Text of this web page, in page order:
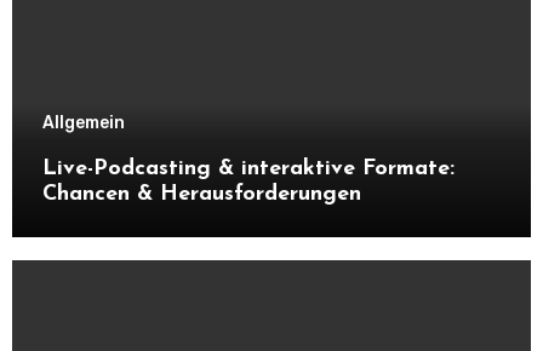
Allgemein
Live-Podcasting & interaktive Formate:
Chancen & Herausforderungen